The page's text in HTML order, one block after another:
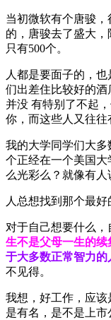
当初微软有个唐骏
的，唐骏去了盛大
只有500个。
人都是要面子的，
们出差住比较好的
并没 有特别了不起
你，而这些人又往往
我的大学同学们大
个正经在一个美国
么光彩么？就像有
人总想找到那个最
对于自己想要什么
生不是父母一生的
于大多数正常智力的
不见得。
我想，好工作，应
是有名，是不是上